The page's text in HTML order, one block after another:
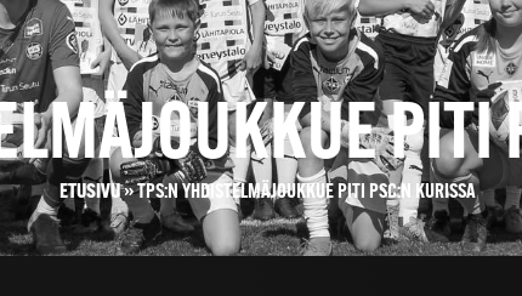
PITI
ETUSIVU»TPS:N YHDISTELMÄJOUKKUE PITI PSC:N KURISSA